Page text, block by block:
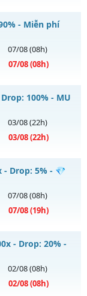
- Miễn phí
07/08(08h)
07/08(08h)
100% - MU
03/08(22h)
03/08(22h)
NGUYÊN BẢN
- Drop: 5% - 💎
07/08(08h)
07/08(19h)
pk 24/24💎
- Drop: 20% -
02/08(08h)
02/08(08h)